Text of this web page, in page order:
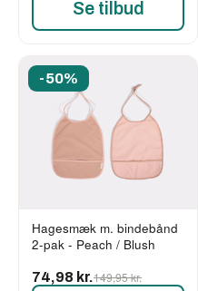
Se tilbud
-50%
Hagesmæk m. bindebånd
2-pak - Peach / Blush
74,98 kr.149,95 kr.